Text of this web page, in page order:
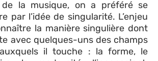
de la musique, on a préféré se
par l’idée de singularité. L’enjeu
la manière singulière dont
avec quelques-uns des champs
auxquels il touche : la forme, le